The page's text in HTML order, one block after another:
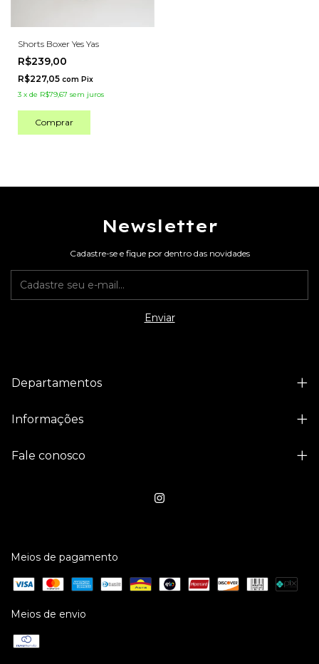
Shorts Boxer Yes Yas
R$239,00
R$227,05 com Pix
3 x de R$79,67 sem juros
Comprar
Newsletter
Cadastre-se e fique por dentro das novidades
Departamentos
Informações
Fale conosco
Meios de pagamento
Meios de envio